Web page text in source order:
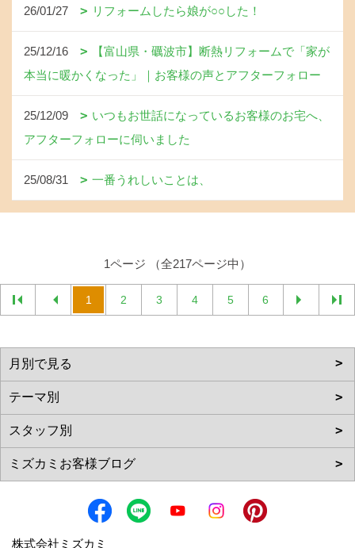
26/01/27 リフォームしたら娘が○○した！
25/12/16
【富山県・礪波市】断熱リフォームで「家が
本当に暖かくなった」｜お客様の声とアフターフォロー
25/12/09
いつもお世話になっているお客様のお宅へ、
アフターフォローに伺いました
25/08/31 一番うれしいことは、
1ページ （全217ページ中）
1 2 3 4 5 6
株式会社ミズカミ